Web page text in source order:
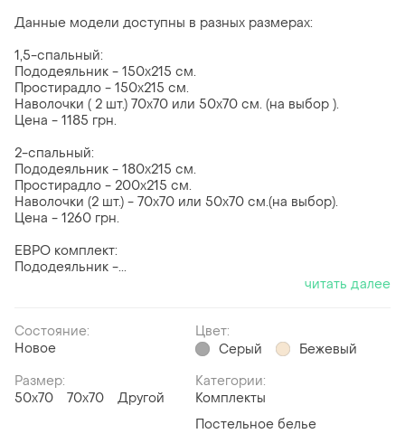
Данные модели доступны в разных размерах:
1,5-спальный:
Пододеяльник - 150x215 см.
Простирадло - 150x215 см.
Наволочки ( 2 шт.) 70x70 или 50х70 см. (на выбор ).
Цена - 1185 грн.
2-спальный:
Пододеяльник - 180x215 см.
Простирадло - 200x215 см.
Наволочки (2 шт.) - 70x70 или 50х70 см.(на выбор).
Цена - 1260 грн.
ЕВРО комплект:
Пододеяльник -...
читать далее
Состояние:
Новое
Цвет:
Серый
Бежевый
Размер:
50x70
70x70 Другой
Категории:
Комплекты
Постельное белье